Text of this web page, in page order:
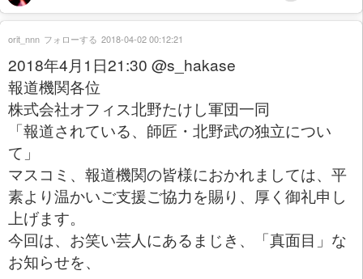
2018年4月1日21:30 @s_hakase
報道機関各位
株式会社オフィス北野たけし軍団一同
「報道されている、師匠・北野武の独立につい
て」
マスコミ、報道機関の皆様におかれましては、平
素より温かいご支援ご協力を賜り、厚く御礼申し
上げます。
今回は、お笑い芸人にあるまじき、「真面目」な
お知らせを、
orit_nnn フォローする 2018-04-02 00:12:21